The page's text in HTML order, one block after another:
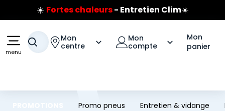
Aller au contenu principal
Aller à la navigation
☀️ Fortes chaleurs- Entretien Clim☀️
Prix coûtant pneus Bridgestone
Jusqu'à 120€ remboursés sur les pneus Bridgestone
menu
Votre recherche
Mon
centre
Mon
compte
Mon
panier
Promo pneus Entretien & vidange